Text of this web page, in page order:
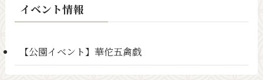
イベント情報
【公園イベント】華佗五禽戯